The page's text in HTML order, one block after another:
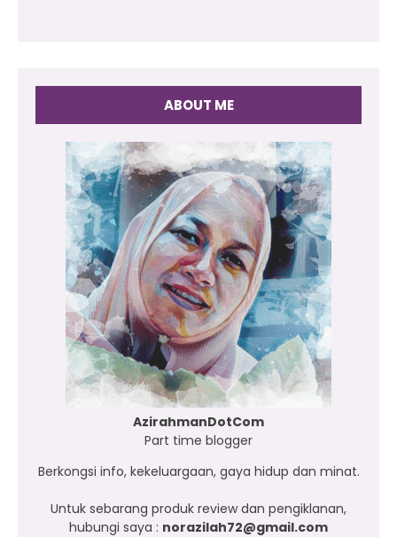
ABOUT ME
AzirahmanDotCom
Part time blogger
Berkongsi info, kekeluargaan, gaya hidup dan minat.
Untuk sebarang produk review dan pengiklanan,
hubungi saya : norazilah72@gmail.com